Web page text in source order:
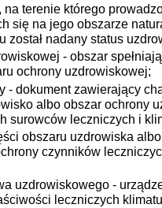
na terenie którego
się na jego obszarze
został nadany status
- obszar
ochrony uzdrowiskowej;
- dokument zawierający
albo obszar ochrony
surowców leczniczych i
obszaru uzdrowiska
czynników
uzdrowiskowego -
leczniczych